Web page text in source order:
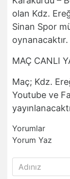
olan Kdz.
Sinan Spor
oynanacaktır.
MAÇ CANLI
Maç; Kdz.
Youtube ve
Yorumlar
Yorum Yaz